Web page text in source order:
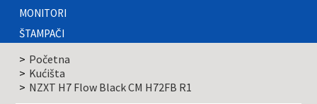
MONITORI
ŠTAMPAČI
Početna
Kućišta
NZXT H7 Flow Black CM H72FB R1